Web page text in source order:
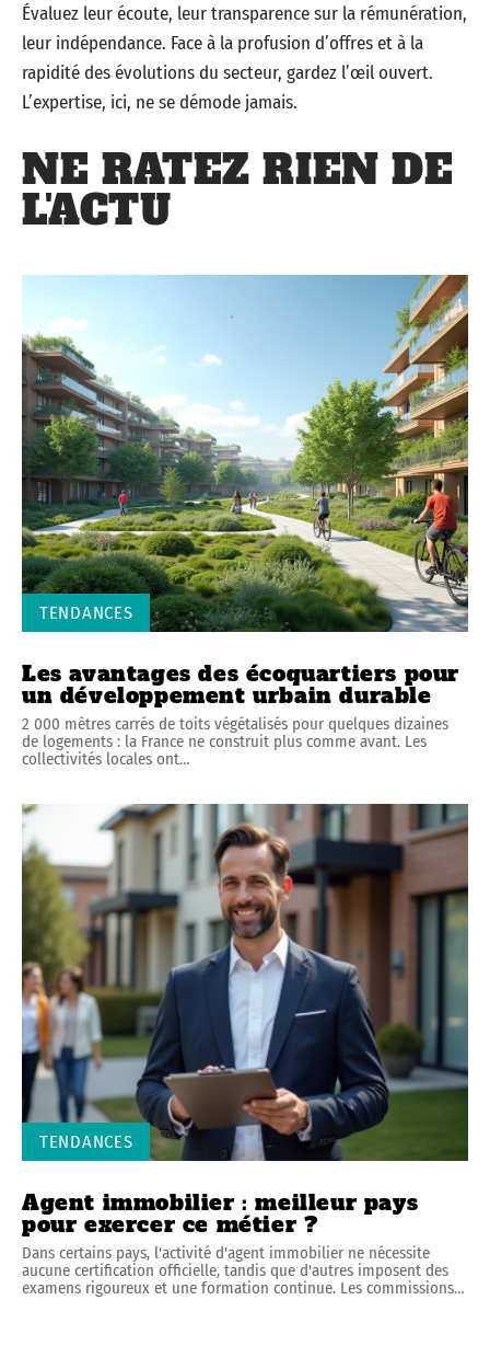
Évaluez leur écoute, leur transparence sur la rémunération,
leur indépendance. Face à la profusion d’offres et à la
rapidité des évolutions du secteur, gardez l’œil ouvert.
L’expertise, ici, ne se démode jamais.
NE RATEZ RIEN DE
L'ACTU
TENDANCES
Les avantages des écoquartiers pour
un développement urbain durable
2 000 mètres carrés de toits végétalisés pour quelques dizaines
de logements : la France ne construit plus comme avant. Les
collectivités locales ont…
TENDANCES
Agent immobilier : meilleur pays
pour exercer ce métier ?
Dans certains pays, l'activité d'agent immobilier ne nécessite
aucune certification officielle, tandis que d'autres imposent des
examens rigoureux et une formation continue. Les commissions…